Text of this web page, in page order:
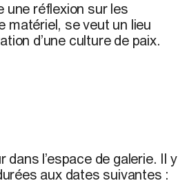
une réflexion sur les
matériel, se veut un lieu
d’une culture de paix.
l’espace de galerie. Il y
aux dates suivantes :